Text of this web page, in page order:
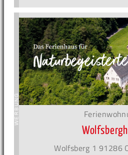
Wolfsberg 1 91286